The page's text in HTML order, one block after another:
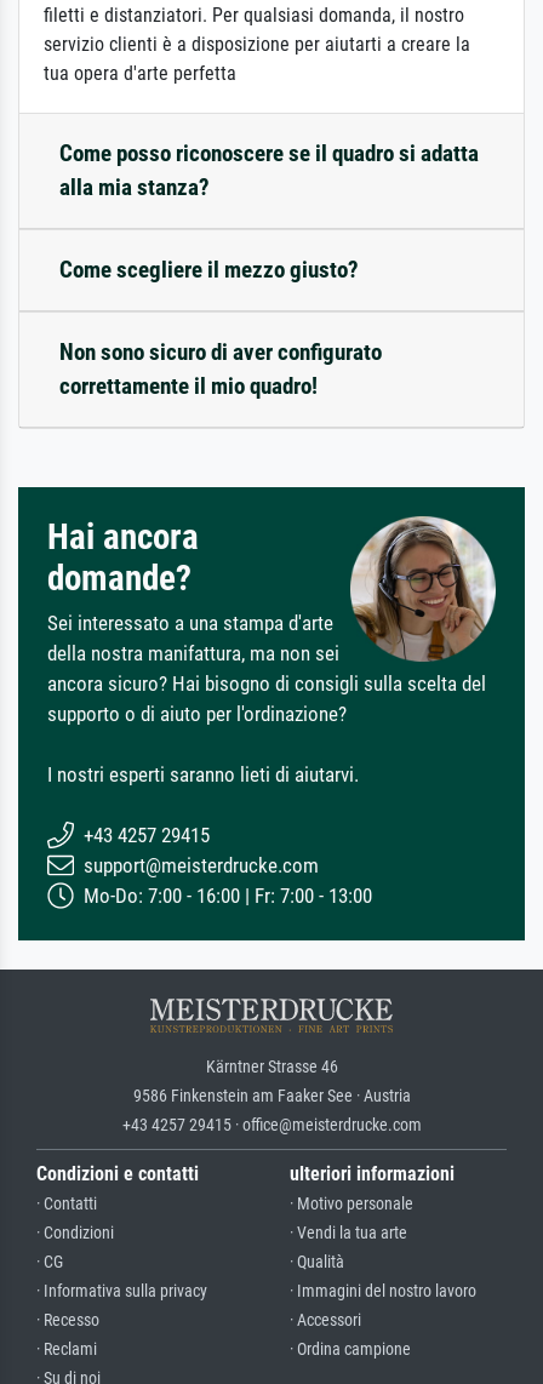
filetti e distanziatori. Per qualsiasi domanda, il nostro
servizio clienti è a disposizione per aiutarti a creare la
tua opera d'arte perfetta
Come posso riconoscere se il quadro si adatta
alla mia stanza?
Come scegliere il mezzo giusto?
Non sono sicuro di aver configurato
correttamente il mio quadro!
Hai ancora
domande?
Sei interessato a una stampa d'arte
della nostra manifattura, ma non sei
ancora sicuro? Hai bisogno di consigli sulla scelta del
supporto o di aiuto per l'ordinazione?
I nostri esperti saranno lieti di aiutarvi.
+43 4257 29415
support@meisterdrucke.com
Mo-Do: 7:00 - 16:00 | Fr: 7:00 - 13:00
Kärntner Strasse 46
9586 Finkenstein am Faaker See · Austria
+43 4257 29415 · office@meisterdrucke.com
Condizioni e contatti
· Contatti
· Condizioni
· CG
· Informativa sulla privacy
· Recesso
· Reclami
· Su di noi
ulteriori informazioni
· Motivo personale
· Vendi la tua arte
· Qualità
· Immagini del nostro lavoro
· Accessori
· Ordina campione